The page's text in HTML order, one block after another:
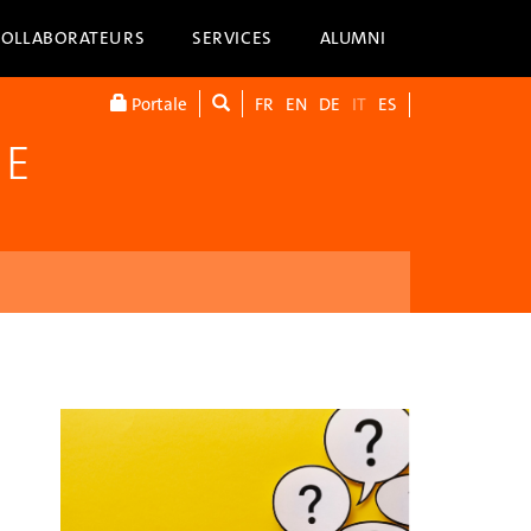
SERVICES ALUMNI
Portale FR EN DE IT ES